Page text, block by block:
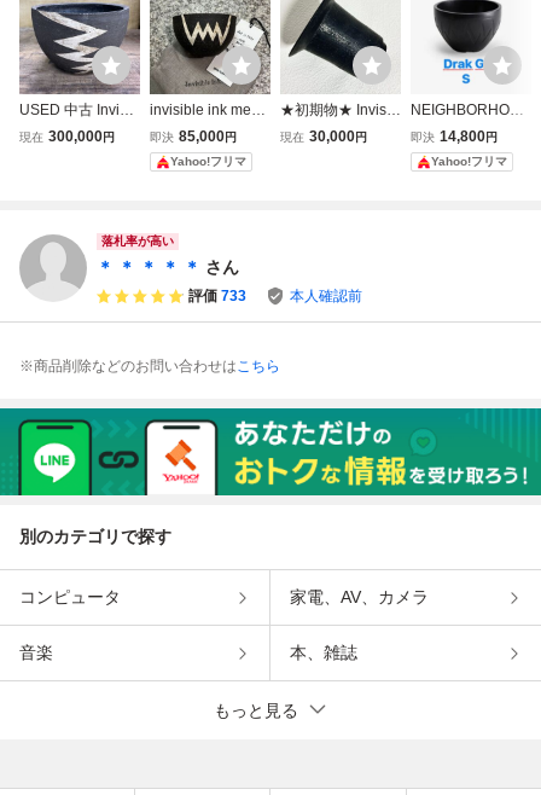
USED 中古 Invisib
le ink SRL NEIGH
57
現在 300,000円
invisible ink mex
インビジブルイン
ク 鉢 植木鉢 SRL r
aw life factory
即決 85,000円
Yahoo!フリマ
★初期物★ Invisib
le ink インビシブ
現在 30,000円
NEIGHBORHOOD
SRL invisible ink
P-Chamber S Dar
k Gra 植木鉢
即決 14,800円
Yahoo!フリマ
落札率が高い
＊ ＊ ＊ ＊ ＊ さん
評価 733 本人確認前
※商品削除などのお問い合わせはこちら
別のカテゴリで探す
コンピュータ 家電、AV、カメラ
音楽 本、雑誌
もっと見る